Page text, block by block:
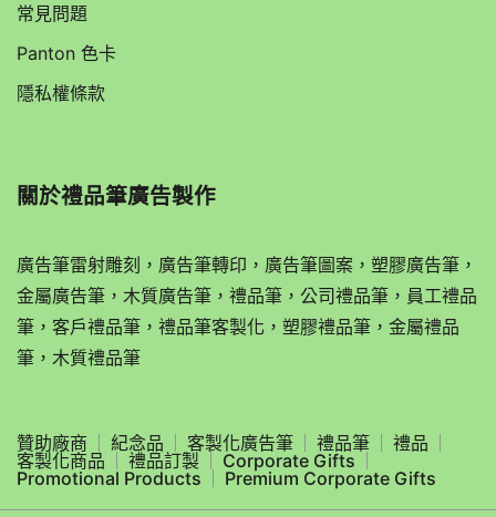
常見問題
Panton 色卡
隱私權條款
關於禮品筆廣告製作
廣告筆雷射雕刻，廣告筆轉印，廣告筆圖案，塑膠廣告筆，
金屬廣告筆，木質廣告筆，禮品筆，公司禮品筆，員工禮品
筆，客戶禮品筆，禮品筆客製化，塑膠禮品筆，金屬禮品
筆，木質禮品筆
贊助廠商 紀念品 客製化廣告筆 禮品筆
禮品
客製化商品
禮品訂製
Corporate Gifts
Promotional Products
Premium Corporate Gifts